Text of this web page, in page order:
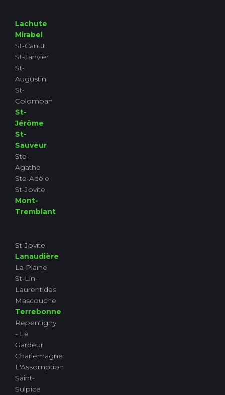
Lachute
Mirabel
St-Canut
St-Janvier
St-
Augustin
St-
Colomban
St-
Jérôme
St-
Sauveur
Ste-
Agathe
Ste-Adèle
St-Jovite
Mont-
Tremblant
St-Jovite
Lanaudière
La Plaine
St-Lin-
Laurentides
Mascouche
Terrebonne
Repentigny
- Le
Gardeur
Charlemagne
L'Assomption
Saint-
Sulpice